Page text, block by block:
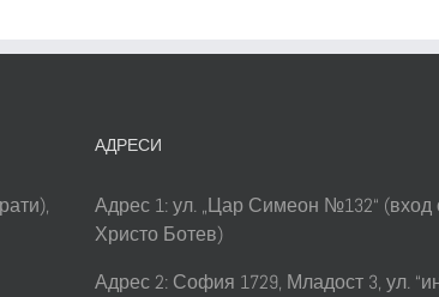
АДРЕСИ
Адрес 1: ул. „Цар Симеон №132“ (вход
Христо Ботев)
Адрес 2: София 1729, Младост 3, ул.